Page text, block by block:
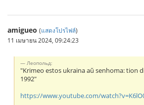
amigueo (แสดงโปรไฟล์)
11 เมษายน 2024, 09:24:23
Леопольд:
"Krimeo estos ukraina aŭ senhoma: tion
1992"
https://www.youtube.com/